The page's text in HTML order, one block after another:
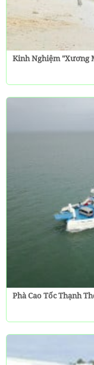
Kinh Nghiệm "Xương
Phà Cao Tốc Thạnh